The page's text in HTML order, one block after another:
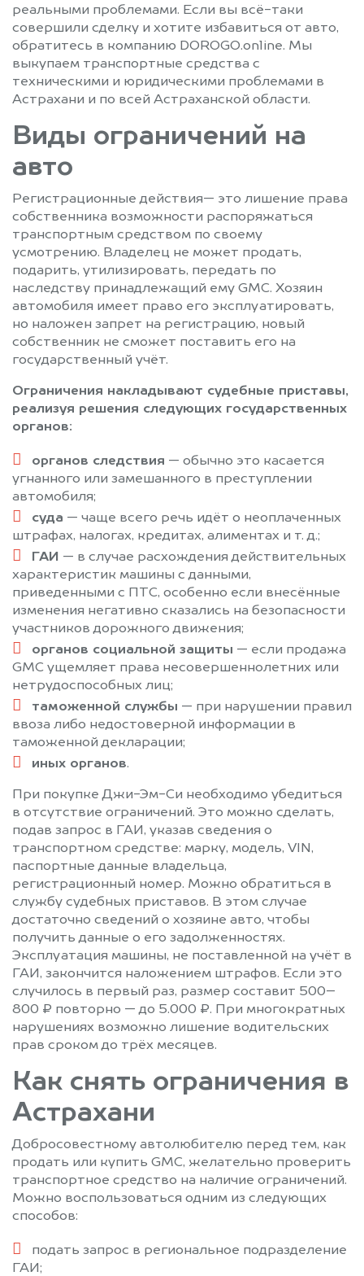
реальными проблемами. Если вы всё-таки
совершили сделку и хотите избавиться от авто,
обратитесь в компанию DOROGO.online. Мы
выкупаем транспортные средства с
техническими и юридическими проблемами в
Астрахани и по всей Астраханской области.
Виды ограничений на
авто
Регистрационные действия— это лишение права
собственника возможности распоряжаться
транспортным средством по своему
усмотрению. Владелец не может продать,
подарить, утилизировать, передать по
наследству принадлежащий ему GMC. Хозяин
автомобиля имеет право его эксплуатировать,
но наложен запрет на регистрацию, новый
собственник не сможет поставить его на
государственный учёт.
Ограничения накладывают судебные приставы,
реализуя решения следующих государственных
органов:
органов следствия — обычно это касается
угнанного или замешанного в преступлении
автомобиля;
суда — чаще всего речь идёт о неоплаченных
штрафах, налогах, кредитах, алиментах и т. д.;
ГАИ — в случае расхождения действительных
характеристик машины с данными,
приведенными с ПТС, особенно если внесённые
изменения негативно сказались на безопасности
участников дорожного движения;
органов социальной защиты — если продажа
GMC ущемляет права несовершеннолетних или
нетрудоспособных лиц;
таможенной службы — при нарушении правил
ввоза либо недостоверной информации в
таможенной декларации;
иных органов.
При покупке Джи-Эм-Си необходимо убедиться
в отсутствие ограничений. Это можно сделать,
подав запрос в ГАИ, указав сведения о
транспортном средстве: марку, модель, VIN,
паспортные данные владельца,
регистрационный номер. Можно обратиться в
службу судебных приставов. В этом случае
достаточно сведений о хозяине авто, чтобы
получить данные о его задолженностях.
Эксплуатация машины, не поставленной на учёт в
ГАИ, закончится наложением штрафов. Если это
случилось в первый раз, размер составит 500–
800 ₽ повторно — до 5.000 ₽. При многократных
нарушениях возможно лишение водительских
прав сроком до трёх месяцев.
Как снять ограничения в
Астрахани
Добросовестному автолюбителю перед тем, как
продать или купить GMC, желательно проверить
транспортное средство на наличие ограничений.
Можно воспользоваться одним из следующих
способов:
подать запрос в региональное подразделение
ГАИ;